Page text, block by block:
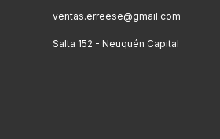
ventas.erreese@gmail.com
Salta 152 - Neuquén Capital